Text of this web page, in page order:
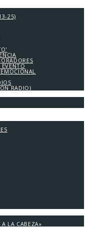
25)
EVENTO
RADIO)
LA CABEZA»